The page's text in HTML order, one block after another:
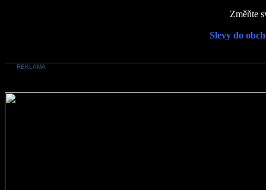
Změňte
Slevy do
REKLAMA